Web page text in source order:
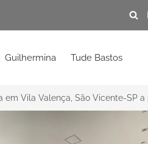
Guilhermina Tude Bastos
em Vila Valença, São Vicente-SP